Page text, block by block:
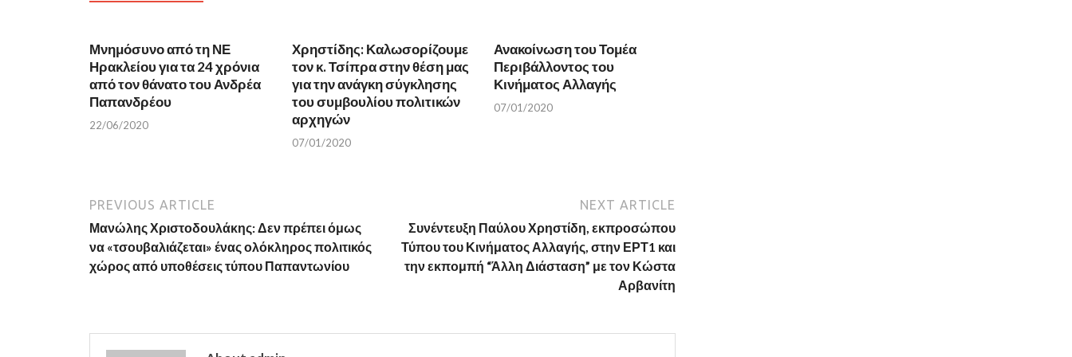
o
p
e
n
s
i
n
n
e
w
)
r
e
n
s
i
n
n
e
w
w
Μνημόσυνο από τη ΝΕ
Ηρακλείου για τα 24 χρόνια
από τον θάνατο του Ανδρέα
Παπανδρέου
22/06/2020
Χρηστίδης: Καλωσορίζουμε
τον κ. Τσίπρα στην θέση μας
για την ανάγκη σύγκλησης
του συμβουλίου πολιτικών
αρχηγών
07/01/2020
Ανακοίνωση του Τομέα
Περιβάλλοντος του
Κινήματος Αλλαγής
07/01/2020
PREVIOUS ARTICLE
Μανώλης Χριστοδουλάκης: Δεν πρέπει όμως
να «τσουβαλιάζεται» ένας ολόκληρος πολιτικός
χώρος από υποθέσεις τύπου Παπαντωνίου
NEXT ARTICLE
Συνέντευξη Παύλου Χρηστίδη, εκπροσώπου
Τύπου του Κινήματος Αλλαγής, στην ΕΡΤ1 και
την εκπομπή “Άλλη Διάσταση” με τον Κώστα
Αρβανίτη